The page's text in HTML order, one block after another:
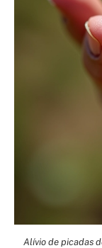
Alívio de picadas